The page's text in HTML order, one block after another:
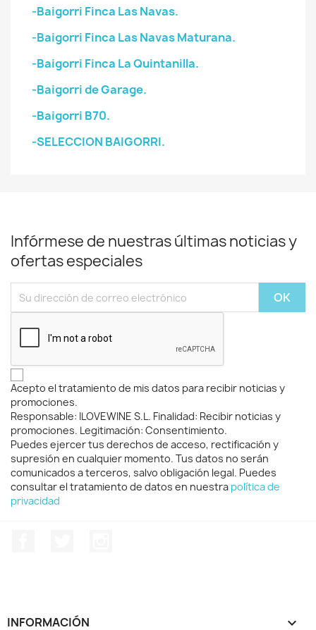
-Baigorri Finca Las Navas.
-Baigorri Finca Las Navas Maturana.
-Baigorri Finca La Quintanilla.
-Baigorri de Garage.
-Baigorri B70.
-SELECCION BAIGORRI.
Infórmese de nuestras últimas noticias y
ofertas especiales
Acepto el tratamiento de mis datos para recibir noticias y
promociones.
Responsable: ILOVEWINE S.L. Finalidad: Recibir noticias y
promociones. Legitimación: Consentimiento.
Puedes ejercer tus derechos de acceso, rectificación y
supresión en cualquier momento. Tus datos no serán
comunicados a terceros, salvo obligación legal. Puedes
consultar el tratamiento de datos en nuestra política de
privacidad
INFORMACIÓN 